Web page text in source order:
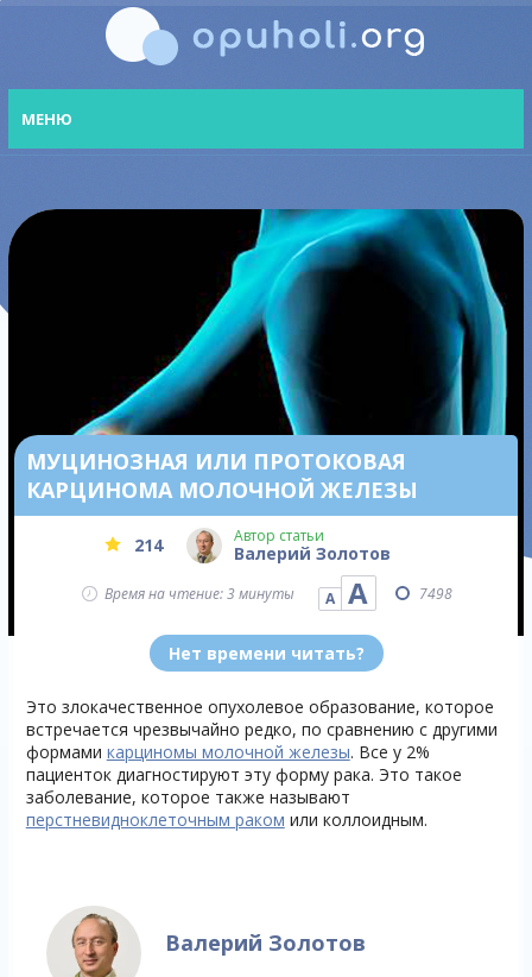
МЕНЮ
МУЦИНОЗНАЯ ИЛИ ПРОТОКОВАЯ
КАРЦИНОМА МОЛОЧНОЙ ЖЕЛЕЗЫ
214 Автор статьи
Валерий Золотов
Время на чтение: 3 минуты А А 7498
Нет времени читать?
Это злокачественное опухолевое образование, которое
встречается чрезвычайно редко, по сравнению с другими
формами карциномы молочной железы. Все у 2%
пациенток диагностируют эту форму рака. Это такое
заболевание, которое также называют
перстневидноклеточным раком или коллоидным.
Валерий Золотов